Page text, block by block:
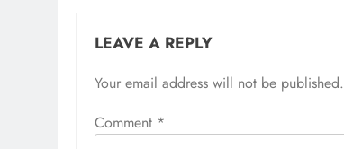
LEAVE A REPLY
Your email address will not be published.
Comment *